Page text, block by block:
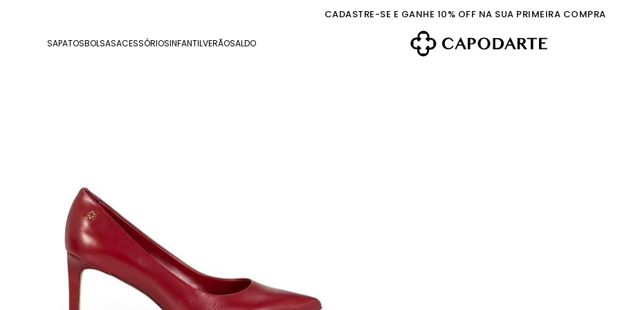
CADASTRE-SE E GANHE 10% OFF NA SUA PRIMEIRA COMPRA
SAPATOSBOLSASACESSÓRIOSINFANTILVERÃOSALDO